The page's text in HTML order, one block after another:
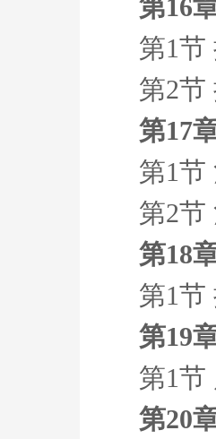
第16
第1节
第2节
第17
第1节
第2节
第18
第1节
第19
第1节
第20